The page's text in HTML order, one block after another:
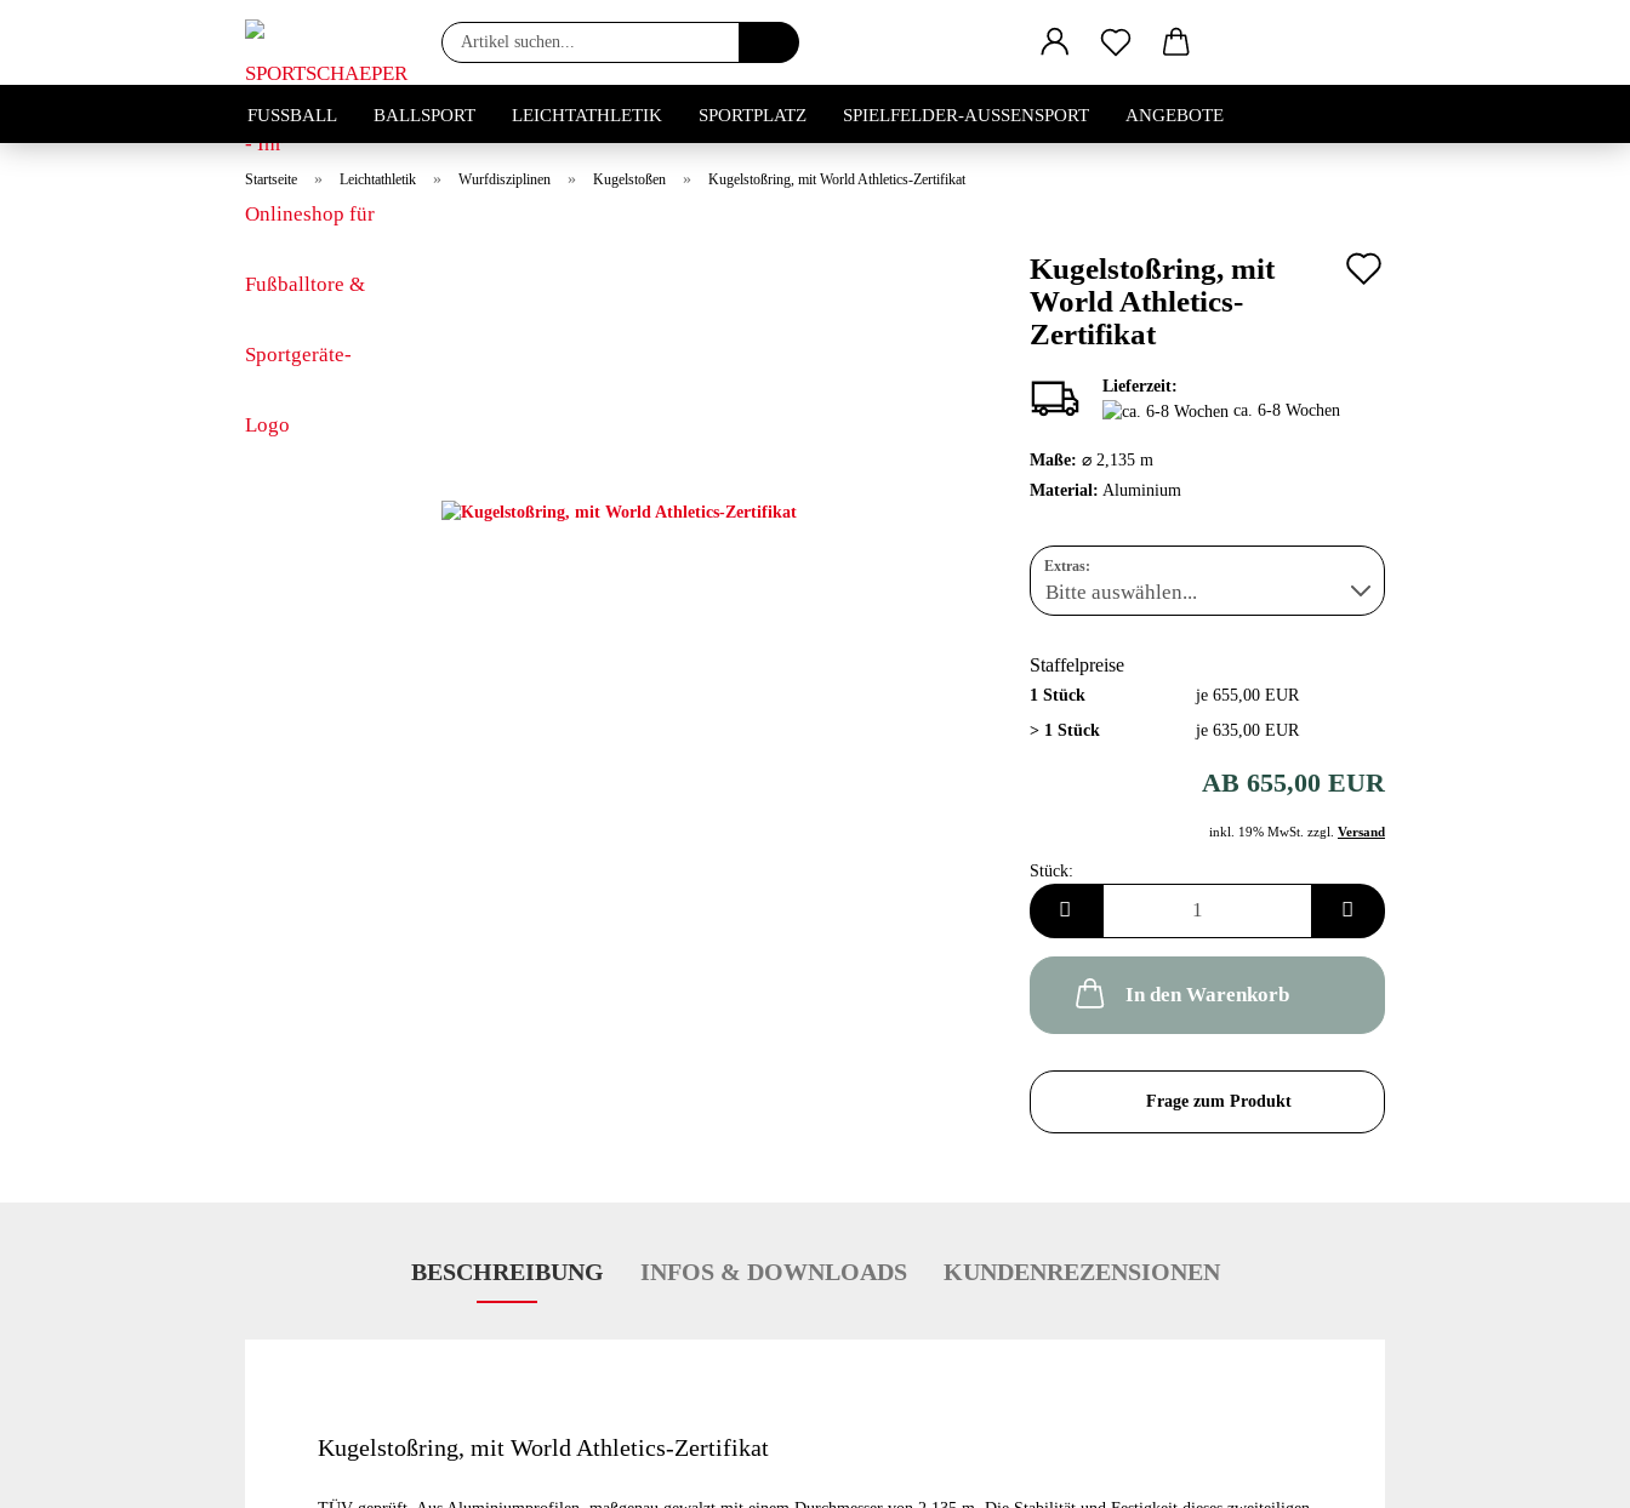
Artikel
suchen...
FUSSBALL BALLSPORT LEICHTATHLETIK SPORTPLATZ SPIELFELDER-AUSSENSPORT ANGEBOTE
Startseite » Leichtathletik » Wurfdisziplinen » Kugelstoßen » Kugelstoßring, mit World Athletics-Zertifikat
Kugelstoßring, mit
World Athletics-
Zertifikat
Lieferzeit:
ca. 6-8 Wochen
Maße: ⌀ 2,135 m
Material: Aluminium
Extras:
Staffelpreise
1 Stück
je 655,00 EUR
> 1 Stück
je 635,00 EUR
AB 655,00 EUR
inkl. 19% MwSt. zzgl. Versand
Stück:
Stück
In den Warenkorb
Frage zum Produkt
BESCHREIBUNG INFOS & DOWNLOADS KUNDENREZENSIONEN
Kugelstoßring, mit World Athletics-Zertifikat